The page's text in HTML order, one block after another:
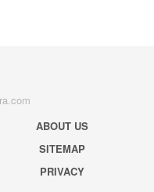
ABOUT US
SITEMAP
PRIVACY